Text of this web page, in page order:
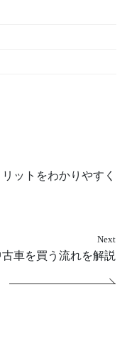
ットをわかりやすく
Next
車を買う流れを解説